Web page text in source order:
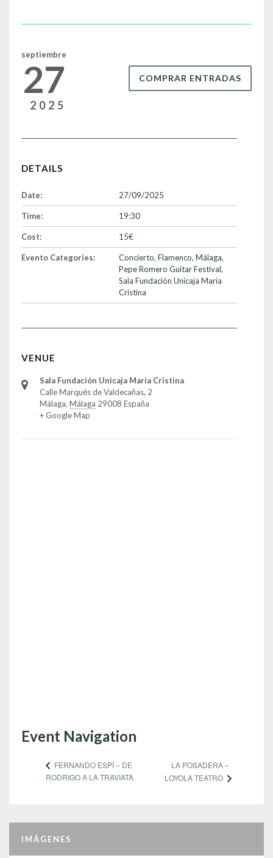
o
k
septiembre
27
2025
COMPRAR ENTRADAS
DETAILS
Date: 27/09/2025
Time: 19:30
Cost: 15€
Evento Categories: Concierto, Flamenco, Málaga,
Pepe Romero Guitar Festival,
Sala Fundación Unicaja María
Cristina
VENUE
Sala Fundación Unicaja María Cristina
Calle Marqués de Valdecañas, 2
Málaga, Málaga 29008 España
+ Google Map
Event Navigation
FERNANDO ESPÍ – DE
RODRIGO A LA TRAVIATA
LA POSADERA –
LOYOLA TEATRO
IMÁGENES